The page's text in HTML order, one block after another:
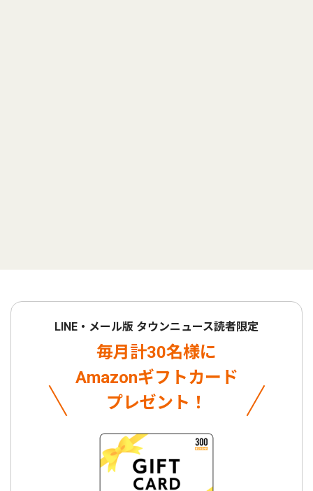
LINE・メール版 タウンニュース読者限定
毎月計30名様に
Amazonギフトカード
プレゼント！